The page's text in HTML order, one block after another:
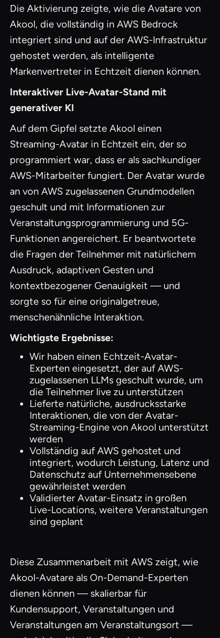
Die Aktivierung zeigte, wie die Avatare von
Akool, die vollständig in AWS Bedrock
integriert sind und auf der AWS-Infrastruktur
gehostet werden, als intelligente
Markenvertreter in Echtzeit dienen können.
Interaktiver Live-Avatar-Stand mit
generativer KI
Auf dem Gipfel setzte Akool einen
Streaming-Avatar in Echtzeit ein, der so
programmiert war, dass er als sachkundiger
AWS-Mitarbeiter fungiert. Der Avatar wurde
an von AWS zugelassenen Grundmodellen
geschult und mit Informationen zur
Veranstaltungsprogrammierung und 5G-
Funktionen angereichert. Er beantwortete
die Fragen der Teilnehmer mit natürlichem
Ausdruck, adaptiven Gesten und
kontextbezogener Genauigkeit — und
sorgte so für eine originalgetreue,
menschenähnliche Interaktion.
Wichtigste Ergebnisse:
Wir haben einen Echtzeit-Avatar-
Experten eingesetzt, der auf AWS-
zugelassenen LLMs geschult wurde, um
die Teilnehmer live zu unterstützen
Lieferte natürliche, ausdrucksstarke
Interaktionen, die von der Avatar-
Streaming-Engine von Akool unterstützt
werden
Vollständig auf AWS gehostet und
integriert, wodurch Leistung, Latenz und
Datenschutz auf Unternehmensebene
gewährleistet werden
Validierter Avatar-Einsatz in großen
Live-Locations, weitere Veranstaltungen
sind geplant
Diese Zusammenarbeit mit AWS zeigt, wie
Akool-Avatare als On-Demand-Experten
dienen können — skalierbar für
Kundensupport, Veranstaltungen und
Veranstaltungen am Veranstaltungsort —